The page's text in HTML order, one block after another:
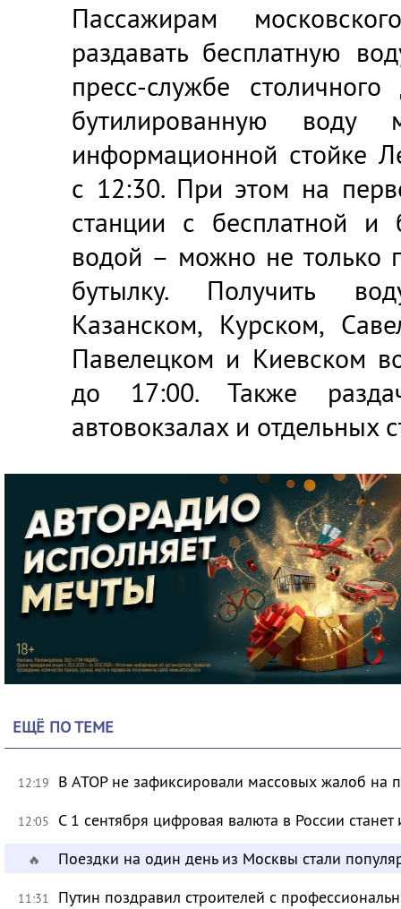
Пассажирам
раздавать бесплатную
пресс-службе
бутилированную
информационной стойке
с 12:30. При этом на
станции с бесплатной и
водой – можно не только
бутылку. Получить
Казанском, Курском,
Павелецком и Киевском
до 17:00. Также
автовокзалах и отдельных
ЕЩЁ ПО ТЕМЕ
12:19 В АТОР не зафиксировали массовых жалоб на
12:05 С 1 сентября цифровая валюта в России
🔥 Поездки на один день из Москвы стали
11:31 Путин поздравил строителей с